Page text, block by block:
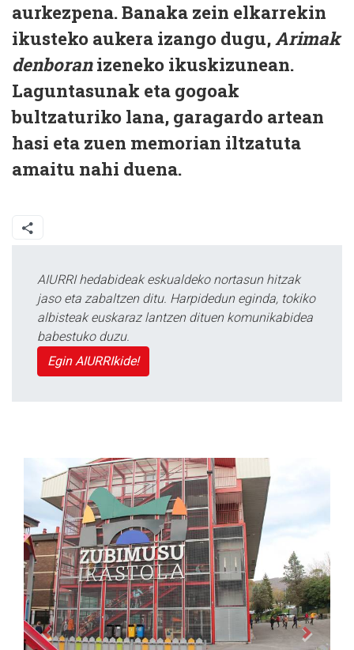
aurkezpena. Banaka zein elkarrekin
ikusteko aukera izango dugu,Arimak
denboranizeneko ikuskizunean.
Laguntasunak eta gogoak
bultzaturiko lana, garagardo artean
hasi eta zuen memorian iltzatuta
amaitu nahi duena.
AIURRI hedabideak eskualdeko nortasun hitzak
jaso eta zabaltzen ditu. Harpidedun eginda, tokiko
albisteak euskaraz lantzen dituen komunikabidea
babestuko duzu.
Egin AIURRIkide!
Previous Next